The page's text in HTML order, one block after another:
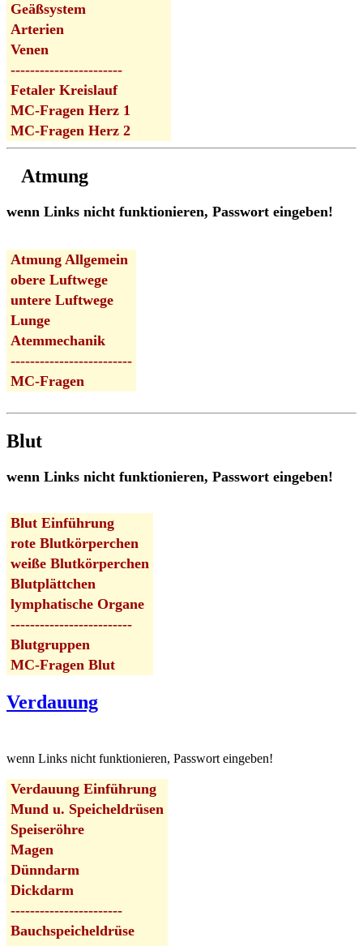
Geäßsystem
Arterien
Venen
-----------------------
Fetaler Kreislauf
MC-Fragen Herz 1
MC-Fragen Herz 2
Atmung
wenn Links nicht funktionieren, Passwort eingeben!
Atmung Allgemein
obere Luftwege
untere Luftwege
Lunge
Atemmechanik
-------------------------
MC-Fragen
Blut
wenn Links nicht funktionieren, Passwort eingeben!
Blut Einführung
rote Blutkörperchen
weiße Blutkörperchen
Blutplättchen
lymphatische Organe
-------------------------
Blutgruppen
MC-Fragen Blut
Verdauung
wenn Links nicht funktionieren, Passwort eingeben!
Verdauung Einführung
Mund u. Speicheldrüsen
Speiseröhre
Magen
Dünndarm
Dickdarm
-----------------------
Bauchspeicheldrüse